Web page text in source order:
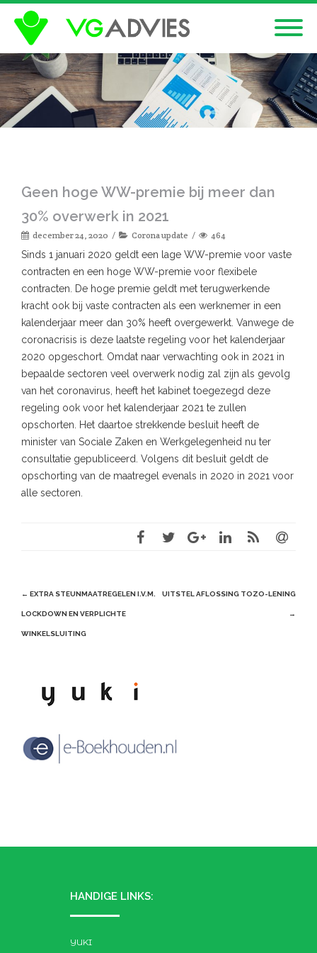
Geen hoge WW-premie bij meer dan
30% overwerk in 2021
december 24, 2020 Corona update 464
Sinds 1 januari 2020 geldt een lage WW-premie voor vaste
contracten en een hoge WW-premie voor flexibele
contracten. De hoge premie geldt met terugwerkende
kracht ook bij vaste contracten als een werknemer in een
kalenderjaar meer dan 30% heeft overgewerkt. Vanwege de
coronacrisis is deze laatste regeling voor het kalenderjaar
2020 opgeschort. Omdat naar verwachting ook in 2021 in
bepaalde sectoren veel overwerk nodig zal zijn als gevolg
van het coronavirus, heeft het kabinet toegezegd deze
regeling ook voor het kalenderjaar 2021 te zullen
opschorten. Het daartoe strekkende besluit heeft de
minister van Sociale Zaken en Werkgelegenheid nu ter
consultatie gepubliceerd. Volgens dit besluit geldt de
opschorting van de maatregel evenals in 2020 in 2021 voor
alle sectoren.
Post
navigation
← EXTRA STEUNMAATREGELEN I.V.M.
LOCKDOWN EN VERPLICHTE
WINKELSLUITING
UITSTEL AFLOSSING TOZO-LENING
→
HANDIGE LINKS:
YUKI